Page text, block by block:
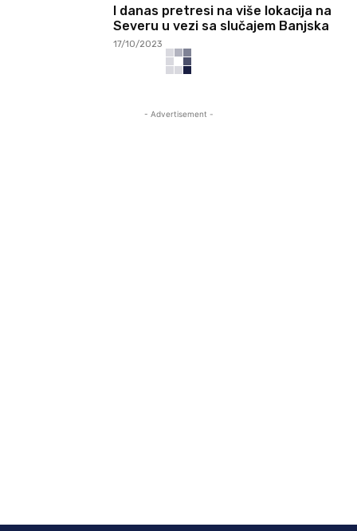
I danas pretresi na više lokacija na
Severu u vezi sa slučajem Banjska
17/10/2023
- Advertisement -